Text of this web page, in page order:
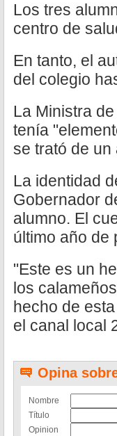
Los tres
centro de
En tanto, el
del colegio
La Ministra
tenía
se trató de un
La identidad
Gobernador
alumno. El
último año de
"Este es un
los
hecho de
el canal local
Opina
Nombre
Título
Opinion